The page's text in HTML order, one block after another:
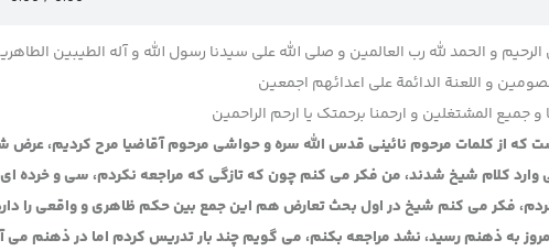
و الحمد لله رب العالمین و صلی الله علی سیدنا رسول الله و آله الطیبین
و اللعنة الدائمة علی اعدائهم اجمعین
و جمیع المشتغلین و ارحمنا برحمتک یا ارحم الراحمین
که از کلمات مرحوم نائینی قدس الله سره و حواشی مرحوم آقاضیا مرح کردیم، عرض
وارد کلام شیخ شدند، من فکر می کنم چون که تازگی که مراجعه نکردم، سی و خرده
فکر می کنم شیخ در اول بحث تعارض هم این جمع بین حکم ظاهری و واقعی را
به ذهنم رسید، نشد مراجعه بکنم، می گویم چند بار تدریس کردم اما در ذهنم می